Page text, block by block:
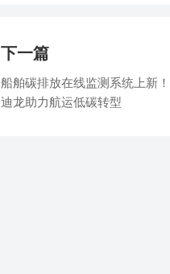
下一篇
船舶碳排放在线监测系统上新
迪龙助力航运低碳转型